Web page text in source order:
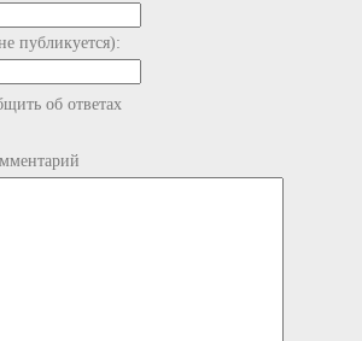
публикуется):
об ответах